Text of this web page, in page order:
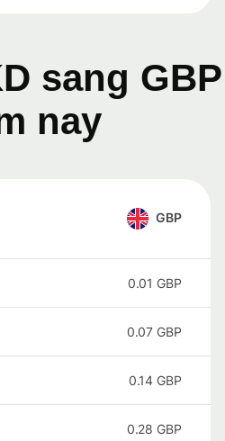
sang GBP
nay
GBP
0.01 GBP
0.07 GBP
0.14 GBP
0.28 GBP